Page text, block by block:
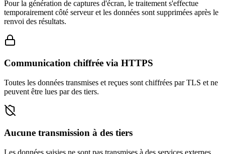
Pour la génération de captures d'écran, le traitement s'effectue
temporairement côté serveur et les données sont supprimées après le
renvoi des résultats.
Communication chiffrée via HTTPS
Toutes les données transmises et reçues sont chiffrées par TLS et ne
peuvent être lues par des tiers.
Aucune transmission à des tiers
Les données saisies ne sont pas transmises à des services externes